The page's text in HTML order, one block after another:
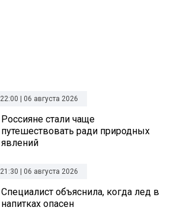
22:00 | 06 августа 2026
Россияне стали чаще
путешествовать ради природных
явлений
21:30 | 06 августа 2026
Специалист объяснила, когда лед в
напитках опасен